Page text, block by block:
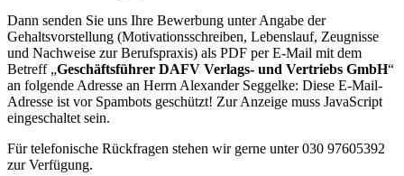
Dann senden Sie uns Ihre Bewerbung unter Angabe der
Gehaltsvorstellung (Motivationsschreiben, Lebenslauf, Zeugnisse
und Nachweise zur Berufspraxis) als PDF per E-Mail mit dem
Betreff „Geschäftsführer DAFV Verlags- und Vertriebs GmbH“
an folgende Adresse an Herrn Alexander Seggelke: Diese E-Mail-
Adresse ist vor Spambots geschützt! Zur Anzeige muss JavaScript
eingeschaltet sein.
Für telefonische Rückfragen stehen wir gerne unter 030 97605392
zur Verfügung.